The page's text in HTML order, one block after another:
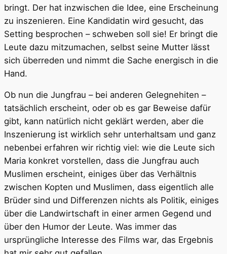
bringt. Der hat inzwischen die Idee, eine Erscheinung
zu inszenieren. Eine Kandidatin wird gesucht, das
Setting besprochen – schweben soll sie! Er bringt die
Leute dazu mitzumachen, selbst seine Mutter lässt
sich überreden und nimmt die Sache energisch in die
Hand.
Ob nun die Jungfrau – bei anderen Gelegnehiten –
tatsächlich erscheint, oder ob es gar Beweise dafür
gibt, kann natürlich nicht geklärt werden, aber die
Inszenierung ist wirklich sehr unterhaltsam und ganz
nebenbei erfahren wir richtig viel: wie die Leute sich
Maria konkret vorstellen, dass die Jungfrau auch
Muslimen erscheint, einiges über das Verhältnis
zwischen Kopten und Muslimen, dass eigentlich alle
Brüder sind und Differenzen nichts als Politik, einiges
über die Landwirtschaft in einer armen Gegend und
über den Humor der Leute. Was immer das
ursprüngliche Interesse des Films war, das Ergebnis